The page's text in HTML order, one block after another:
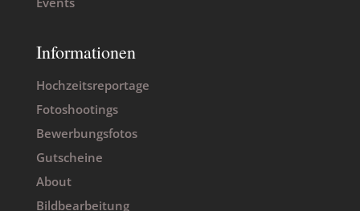
Informationen
Hochzeitsreportage
Fotoshootings
Bewerbungsfotos
Gutscheine
About
Bildbearbeitung